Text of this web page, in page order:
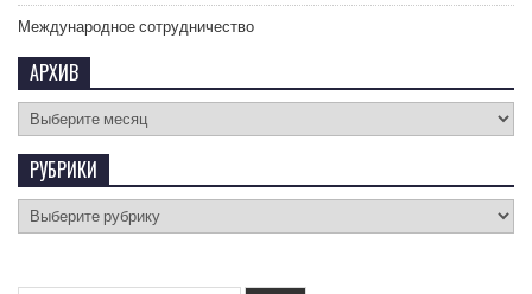
Международное сотрудничество
АРХИВ
РУБРИКИ